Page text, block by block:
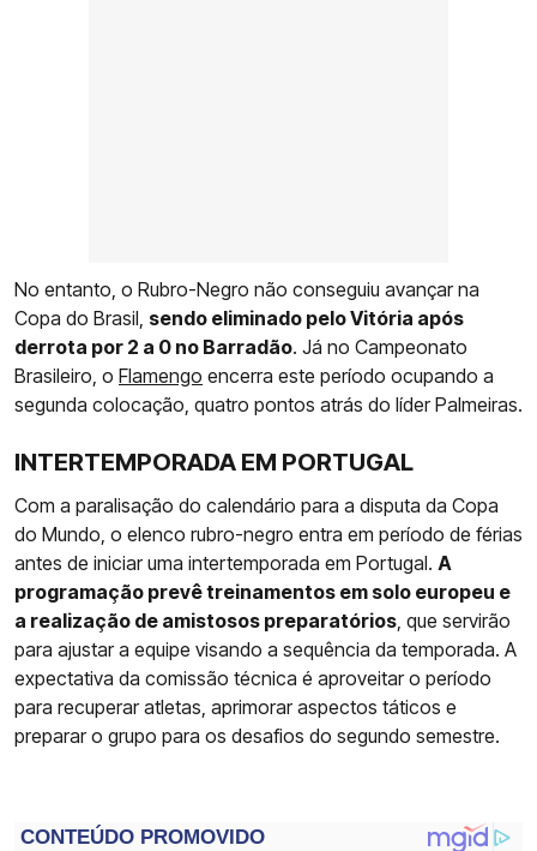
No entanto, o Rubro-Negro não conseguiu avançar na
Copa do Brasil, sendo eliminado pelo Vitória após
derrota por 2 a 0 no Barradão. Já no Campeonato
Brasileiro, o Flamengo encerra este período ocupando a
segunda colocação, quatro pontos atrás do líder Palmeiras.
INTERTEMPORADA EM PORTUGAL
Com a paralisação do calendário para a disputa da Copa
do Mundo, o elenco rubro-negro entra em período de férias
antes de iniciar uma intertemporada em Portugal. A
programação prevê treinamentos em solo europeu e
a realização de amistosos preparatórios , que servirão
para ajustar a equipe visando a sequência da temporada. A
expectativa da comissão técnica é aproveitar o período
para recuperar atletas, aprimorar aspectos táticos e
preparar o grupo para os desafios do segundo semestre.